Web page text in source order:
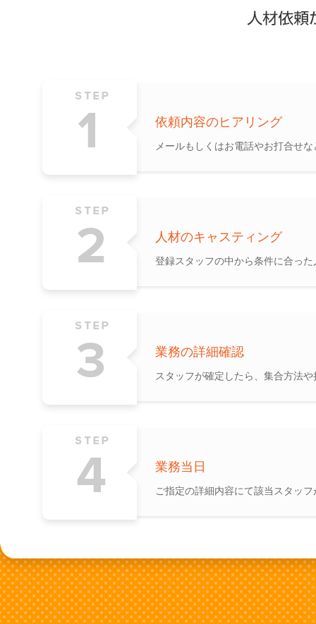
依頼内容のヒアリング
メールもしくはお電話やお打合せ
人材のキャスティング
登録スタッフの中から条件に合っ
業務の詳細確認
スタッフが確定したら、集合方法
業務当日
ご指定の詳細内容にて該当スタッ